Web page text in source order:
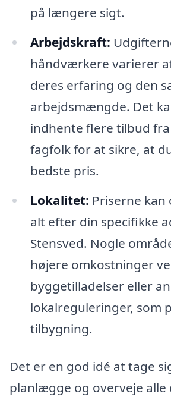
på længere sigt.
Arbejdskraft:
håndværkere varierer
deres erfaring og den
arbejdsmængde. Det
indhente flere tilbud
fagfolk for at sikre, at
bedste pris.
Lokalitet: Priserne kan
alt efter din specifikke
Stensved. Nogle
højere omkostninger
byggetilladelser eller
lokalreguleringer, som
tilbygning.
Det er en god idé at tage
planlægge og overveje alle